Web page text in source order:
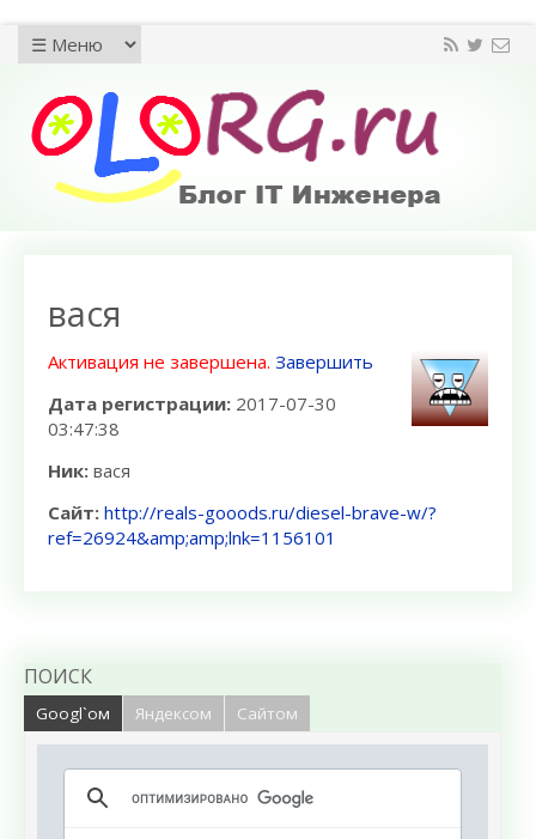
вася
Активация не завершена. Завершить
Дата регистрации: 2017-07-30
03:47:38
Ник: вася
Сайт: http://reals-gooods.ru/diesel-brave-w/?
ref=26924&amp;amp;lnk=1156101
ПОИСК
Googl`ом Яндексом Сайтом